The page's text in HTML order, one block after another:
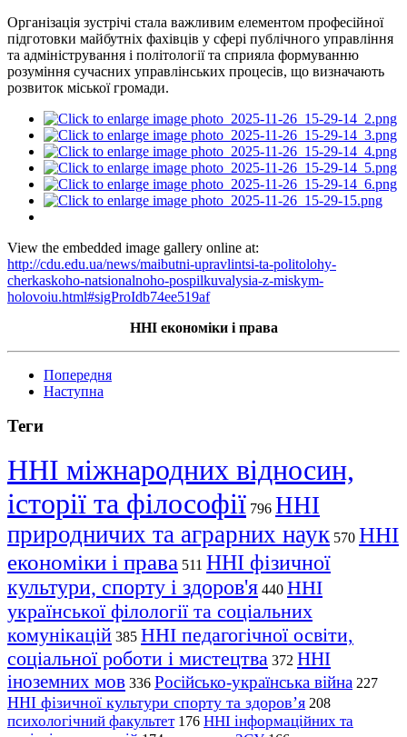
Організація зустрічі стала важливим елементом професійної
підготовки майбутніх фахівців у сфері публічного управління
та адміністрування і політології та сприяла формуванню
розуміння сучасних управлінських процесів, що визначають
розвиток міської громади.
View the embedded image gallery online at:
http://cdu.edu.ua/news/maibutni-upravlintsi-ta-politolohy-
cherkaskoho-natsionalnoho-pospilkuvalysia-z-miskym-
holovoiu.html#sigProIdb74ee519af
ННІ економіки іправа
Попередня
Наступна
Теги
ННІ міжнародних відносин,
історії та філософії 796 ННІ
природничих та аграрних наук 570 ННІ
економіки і права 511 ННІ фізичної
культури, спорту і здоров'я 440 ННІ
української філології та соціальних
комунікацій 385 ННІ педагогічної освіти,
соціальної роботи і мистецтва 372 ННІ
іноземних мов 336 Російсько-українська війна 227
ННІ фізичної культури спорту та здоров’я 208
психологічний факультет 176 ННІ інформаційних та